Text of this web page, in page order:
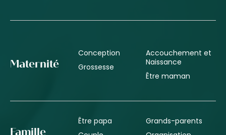
Maternité
Conception
Grossesse
Accouchement et
Naissance
Être maman
Famille
Être papa
Grands-parents